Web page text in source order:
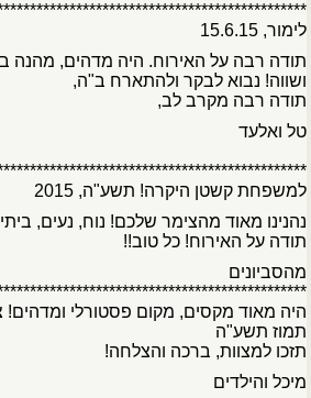
לימור, 15.6.15
תודה רבה על האירוח. היה מדהים, מהנה
ושווה! נבוא לבקר ולהתארח ב"ה,
תודה רבה מקרב לב,
טל ואלעד
למשפחת קשטן היקרה! תשע"ה, 2015
נהנינו מאוד מהצימר שלכם! נוח, נעים,
תודה על האירוח! כל טוב!!
מהסביונים
היה מאוד מקסים, מקום פסטורלי ומדהים!
תמוז תשע"ה
תזכו למצוות, ברכה והצלחה!
מיכל והילדים